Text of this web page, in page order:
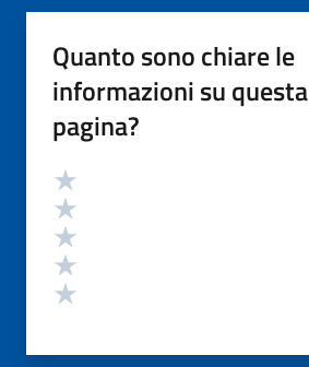
Quanto sono chiare le
informazioni su questa
pagina?
Valutazione